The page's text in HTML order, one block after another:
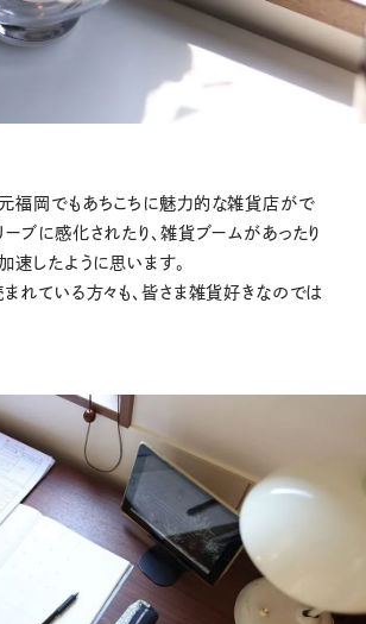
福岡でもあちこちに魅力的な雑貨店がで
ーブに感化されたり、雑貨ブームがあったり
速したように思います。
まれている方々も、皆さま雑貨好きなのでは